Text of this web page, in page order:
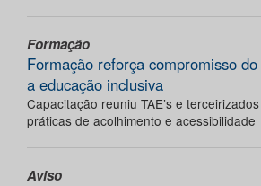
Formação
Formação reforça compromisso
a educação inclusiva
Capacitação reuniu TAE’s e
práticas de acolhimento e acessibilidade
Aviso